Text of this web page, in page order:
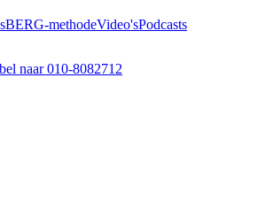
BERG-methodeVideo'sPodcasts
naar 010-8082712